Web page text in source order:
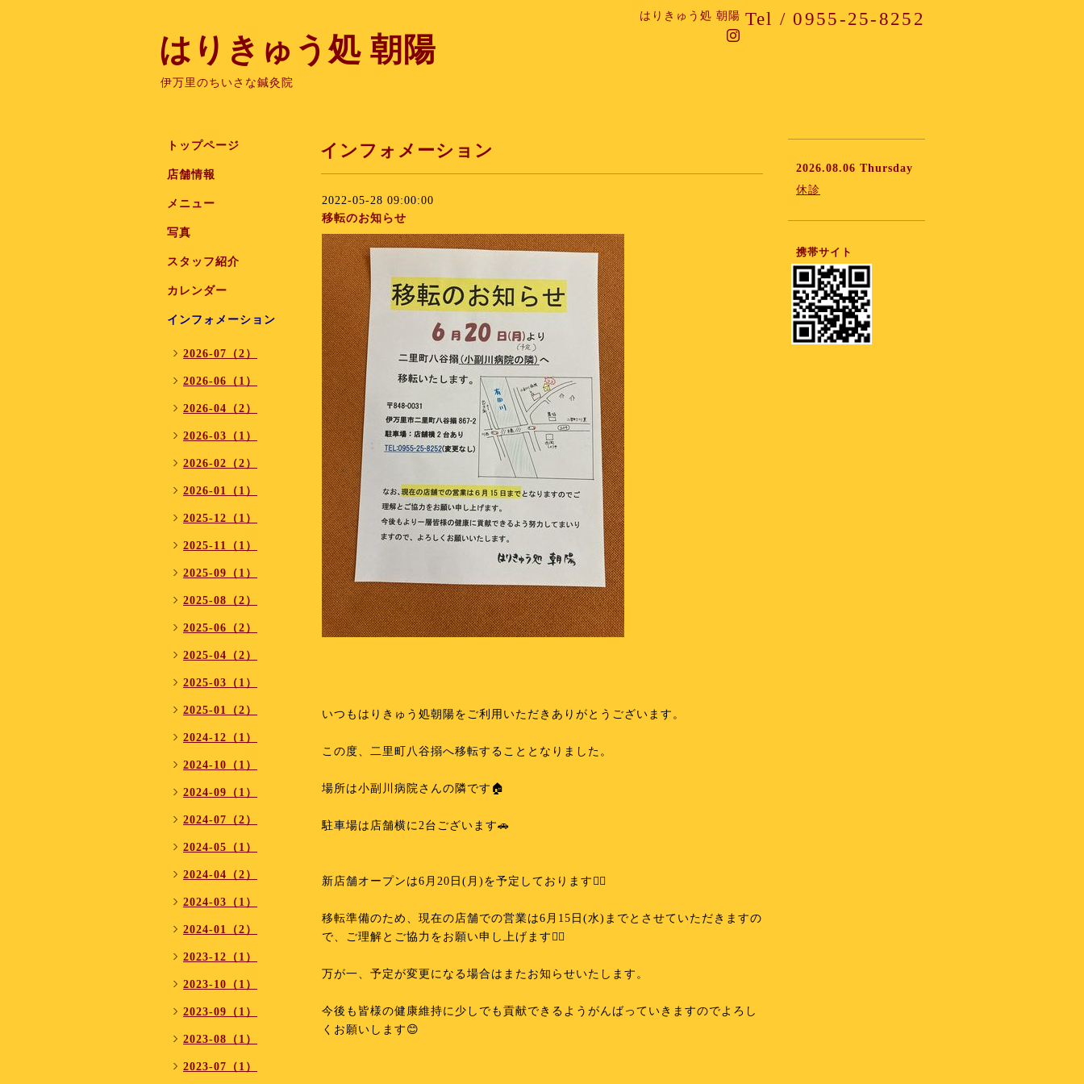
はりきゅう処 朝陽 Tel / 0955-25-8252
はりきゅう処 朝陽
伊万里のちいさな鍼灸院
インフォメーション
2022-05-28 09:00:00
移転のお知らせ
いつもはりきゅう処朝陽をご利用いただきありがとうございます。
この度、二里町八谷搦へ移転することとなりました。
場所は小副川病院さんの隣です🏠
駐車場は店舗横に2台ございます🚗
新店舗オープンは6月20日(月)を予定しております✊🏻
移転準備のため、現在の店舗での営業は6月15日(水)までとさせていただきますの
で、ご理解とご協力をお願い申し上げます🙇‍♀️
万が一、予定が変更になる場合はまたお知らせいたします。
今後も皆様の健康維持に少しでも貢献できるようがんばっていきますのでよろし
くお願いします😊
トップページ
店舗情報
メニュー
写真
スタッフ紹介
カレンダー
インフォメーション
2026-07（2）
2026-06（1）
2026-04（2）
2026-03（1）
2026-02（2）
2026-01（1）
2025-12（1）
2025-11（1）
2025-09（1）
2025-08（2）
2025-06（2）
2025-04（2）
2025-03（1）
2025-01（2）
2024-12（1）
2024-10（1）
2024-09（1）
2024-07（2）
2024-05（1）
2024-04（2）
2024-03（1）
2024-01（2）
2023-12（1）
2023-10（1）
2023-09（1）
2023-08（1）
2023-07（1）
2026.08.06 Thursday
休診
携帯サイト